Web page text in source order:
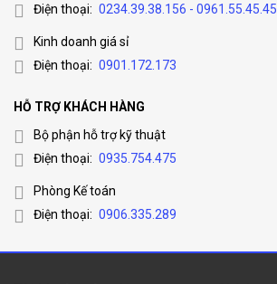
Điện thoại: 0234.39.38.156 - 0961.55.45.45
Kinh doanh giá sỉ
Điện thoại: 0901.172.173
HỖ TRỢ KHÁCH HÀNG
Bộ phận hỗ trợ kỹ thuật
Điện thoại: 0935.754.475
Phòng Kế toán
Điện thoại: 0906.335.289